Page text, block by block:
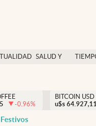
SALUD Y
México
-0.96%
BITCOIN USD
u$s
Festivos